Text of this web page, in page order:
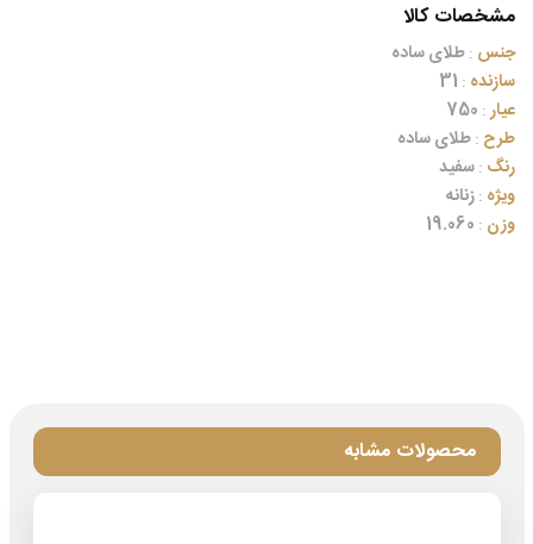
مشخصات کالا
جنس :طلای ساده
سازنده :
عیار:
طرح :طلای ساده
رنگ :سفید
ویژه :زنانه
وزن :
محصولات مشابه